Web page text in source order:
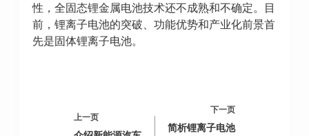
性，全固态锂金属电池技术还不成熟和不确定。目
前，锂离子电池的突破、功能优势和产业化前景首
先是固体锂离子电池。
上一页
下一页
简析锂离子电池